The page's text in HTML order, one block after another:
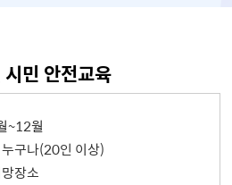
민 안전교육
~12월
구나(20인 이상)
장소